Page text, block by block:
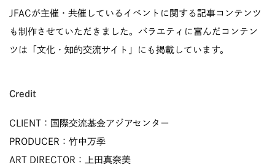
JFACが主催・共催しているイベントに関する記事コンテンツ
も制作させていただきました。バラエティに富んだコンテン
ツは「文化・知的交流サイト」にも掲載しています。
Credit
CLIENT：国際交流基金アジアセンター
PRODUCER：竹中万季
ART DIRECTOR：上田真奈美